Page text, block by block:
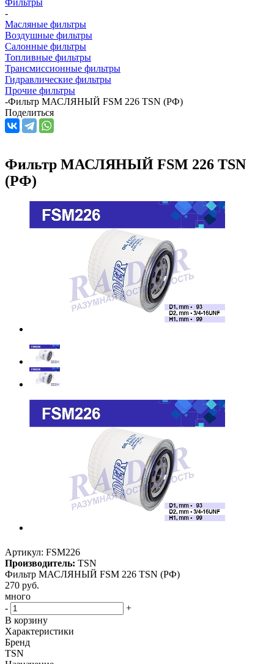
-
Масляные фильтры
Воздушные фильтры
Салонные фильтры
Топливные фильтры
Трансмиссионные фильтры
Гидравлические фильтры
Прочие фильтры
-Фильтр МАСЛЯНЫЙ FSM 226 TSN (РФ)
Поделиться
Фильтр МАСЛЯНЫЙ FSM 226 TSN
(РФ)
Артикул: FSM226
Производитель: TSN
Фильтр МАСЛЯНЫЙ FSM 226 TSN (РФ)
270 руб.
много
-
+
В корзину
Характеристики
Бренд
TSN